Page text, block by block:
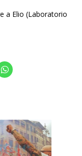
a Elio (Laboratorio